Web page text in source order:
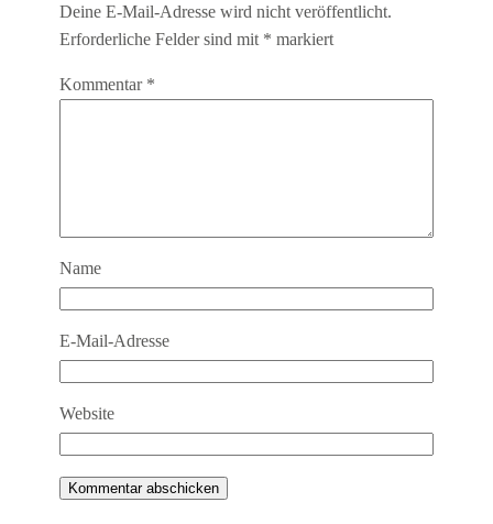
Deine E-Mail-Adresse wird nicht veröffentlicht.
Erforderliche Felder sind mit * markiert
Kommentar *
Name
E-Mail-Adresse
Website